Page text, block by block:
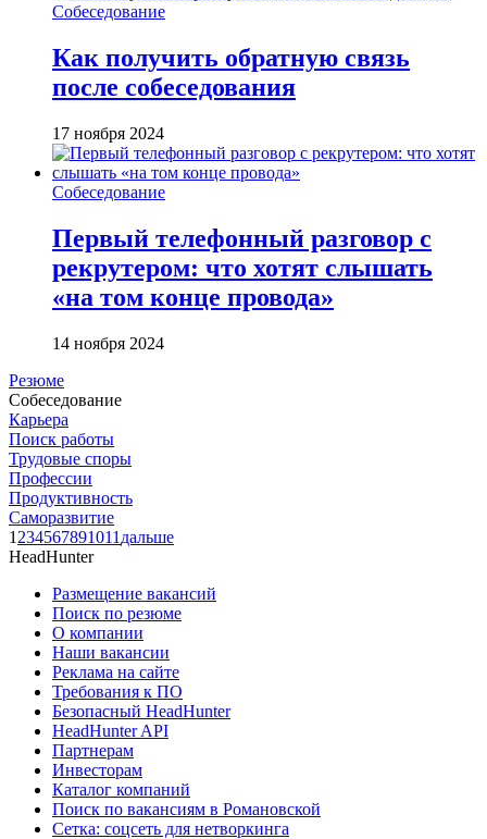
Собеседование
Как получить обратную связь
после собеседования
17 ноября 2024
Собеседование
Первый телефонный разговор с
рекрутером: что хотят слышать
«на том конце провода»
14 ноября 2024
Резюме
Собеседование
Карьера
Поиск работы
Трудовые споры
Профессии
Продуктивность
Саморазвитие
1 234567891011 дальше
HeadHunter
Размещение вакансий
Поиск по резюме
О компании
Наши вакансии
Реклама на сайте
Требования к ПО
Безопасный HeadHunter
HeadHunter API
Партнерам
Инвесторам
Каталог компаний
Поиск по вакансиям в Романовской
Сетка: соцсеть для нетворкинга